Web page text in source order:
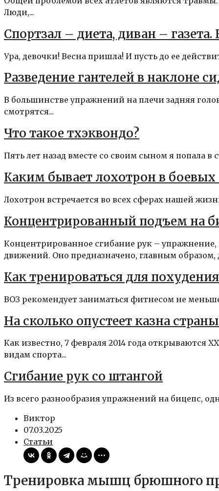
Люди,...
Спортзал – диета, диван –
Ура, девочки! Весна пришла! И пусть до ее
Разведение гантелей в наклоне
В большинстве упражнений на плечи задняя
смотрятся...
Что такое тхэквондо?
Пять лет назад вместе со своим сыном я попала в
Каким бывает лохотрон в боевых
Лохотрон встречается во всех сферах нашей
Концентрированный подъем на
Концентрированное сгибание рук – упражнение,
движений. Оно предназначено, главным образом,
Как тренироваться для похудения
ВОЗ рекомендует заниматься фитнесом не
На сколько опустеет казна
Как известно, 7 февраля 2014 года
видам спорта...
Сгибание рук со штангой
Из всего разнообразия упражнений на бицепс,
Виктор
07.03.2025
Статьи
Тренировка мышц брюшного